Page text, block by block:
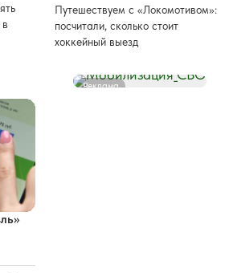
Путешествуем с «Локомотивом»:
посчитали, сколько стоит
хоккейный выезд
Реклама